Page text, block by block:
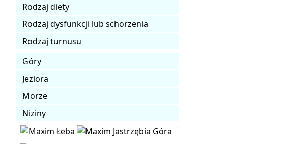
Rodzaj diety
Rodzaj dysfunkcji lub schorzenia
Rodzaj turnusu
Góry
Jeziora
Morze
Niziny